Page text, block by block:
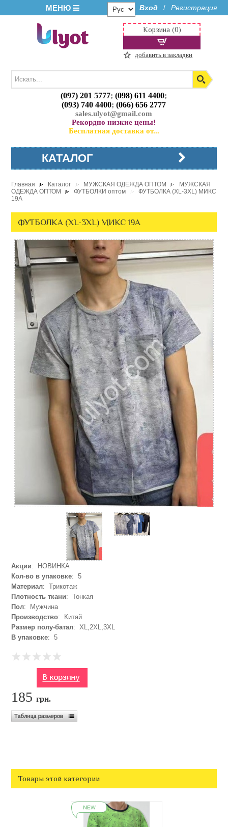
МЕНЮ Вход / Регистрация
(097) 201 5777;(098) 611 4400;
(093) 740 4400;(066) 656 2777
sales.ulyot@gmail.com
Рекордно низкие цены!
Бесплатная доставка от...
Корзина (0)
добавить в закладки
КАТАЛОГ
Главная Каталог МУЖСКАЯ ОДЕЖДА ОПТОМ
МУЖСКАЯ
ОДЕЖДА ОПТОМ
ФУТБОЛКИ оптом
ФУТБОЛКА (XL-3XL) МИКС
19A
ФУТБОЛКА (XL-3XL) МИКС 19A
Акции: НОВИНКА
Кол-во в упаковке: 5
Материал: Трикотаж
Плотность ткани: Тонкая
Пол: Мужчина
Производство: Китай
Размер полу-батал: XL,2XL,3XL
В упаковке: 5
185грн.
Товары этой категории